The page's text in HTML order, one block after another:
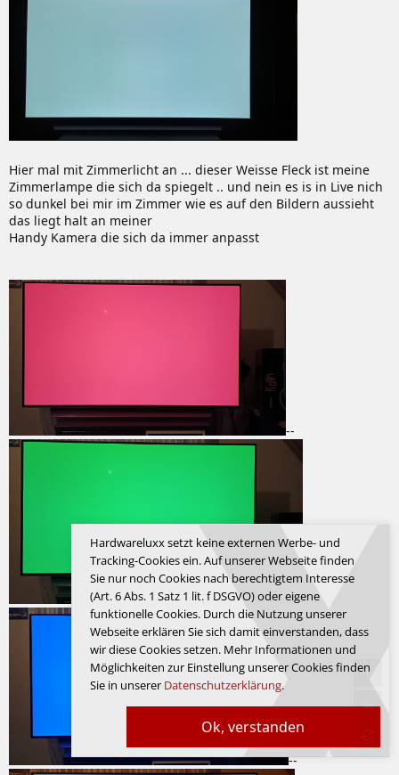
Hier mal mit Zimmerlicht an ... dieser Weisse Fleck ist meine
Zimmerlampe die sich da spiegelt .. und nein es is in Live nich
so dunkel bei mir im Zimmer wie es auf den Bildern aussieht
das liegt halt an meiner
Handy Kamera die sich da immer anpasst
--
--
--
Ok, verstanden
Hardwareluxx setzt keine externen Werbe- und
Tracking-Cookies ein. Auf unserer Webseite finden
Sie nur noch Cookies nach berechtigtem Interesse
(Art. 6 Abs. 1 Satz 1 lit. f DSGVO) oder eigene
funktionelle Cookies. Durch die Nutzung unserer
Webseite erklären Sie sich damit einverstanden, dass
wir diese Cookies setzen. Mehr Informationen und
Möglichkeiten zur Einstellung unserer Cookies finden
Sie in unserer Datenschutzerklärung.